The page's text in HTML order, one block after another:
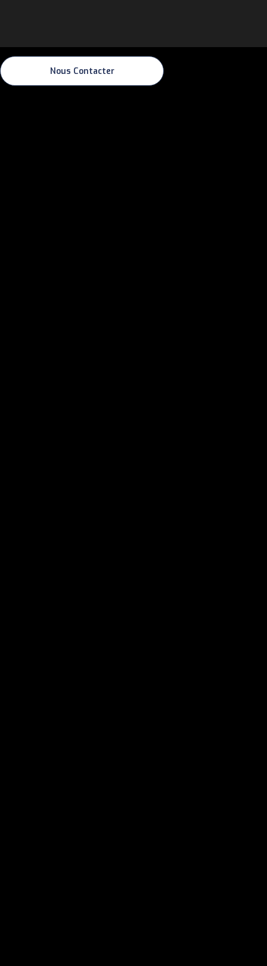
Nous Contacter